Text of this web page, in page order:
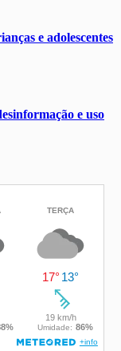
e adolescentes
e uso